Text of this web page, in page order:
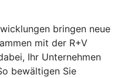
bringen neue
mit der R+V
Ihr Unternehmen
bewältigen Sie